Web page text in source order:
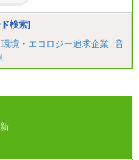
検索]
環境・エコロジー追求企業
音
新